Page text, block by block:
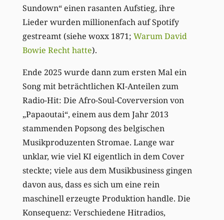
Sundown“ einen rasanten Aufstieg, ihre
Lieder wurden millionenfach auf Spotify
gestreamt (siehe woxx 1871; Warum David
Bowie Recht hatte).
Ende 2025 wurde dann zum ersten Mal ein
Song mit beträchtlichen KI-Anteilen zum
Radio-Hit: Die Afro-Soul-Coverversion von
„Papaoutai“, einem aus dem Jahr 2013
stammenden Popsong des belgischen
Musikproduzenten Stromae. Lange war
unklar, wie viel KI eigentlich in dem Cover
steckte; viele aus dem Musikbusiness gingen
davon aus, dass es sich um eine rein
maschinell erzeugte Produktion handle. Die
Konsequenz: Verschiedene Hitradios,